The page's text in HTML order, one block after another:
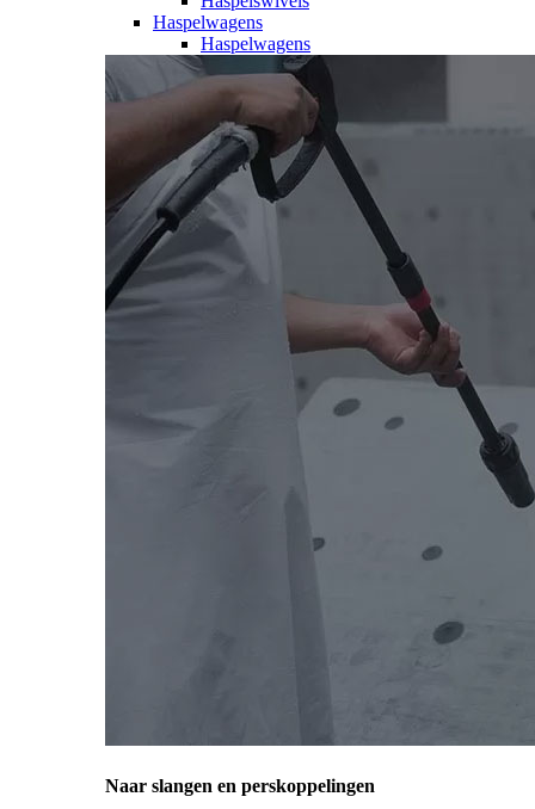
Haspelwagens
Haspelwagens
Naar slangen en perskoppelingen